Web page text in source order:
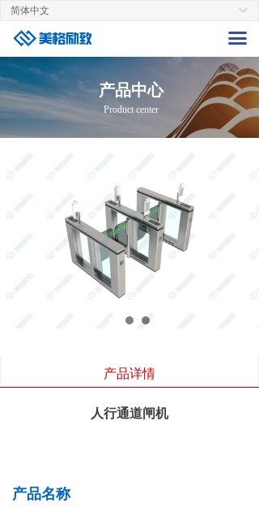
ꀅ
简体中文
끀
首页
关于美格
生产中心
产品中心
新闻资讯
产品名称
人行通道闸机
产品中心
Product center
产品详情